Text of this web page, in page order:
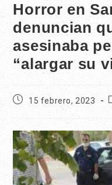
Horror en
denuncian
asesinaba
“alargar su
15 febrero, 2023